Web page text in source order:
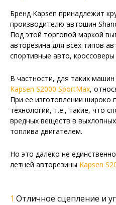
Бренд Kapsen принадлежит
производителю автошин
Под этой торговой маркой
авторезина для всех типов
спортивные авто,
В частности, для таких
Kapsen S2000 SportMax,
При ее изготовлении широко
технологии, т.е., такие, что
вредных веществ в
топлива двигателем.
Но это далеко не
летней авторезины Kapsen
Отличное сцепление и